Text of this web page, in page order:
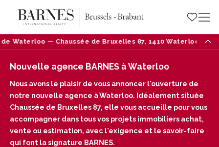
1410 Waterloo — Tél : 02/242 18 18 Nouvelle
Nouvelle agence BARNES à Waterloo
Nous avons le plaisir de vous annoncer l'ouverture de
notre nouvelle agence à Waterloo. Idéalement située
Chaussée de Bruxelles 87, elle vous accueille pour vous
accompagner dans tous vos projets immobiliers achat,
vente ou estimation, avec l'exigence et le savoir-faire
qui font la signature BARNES.